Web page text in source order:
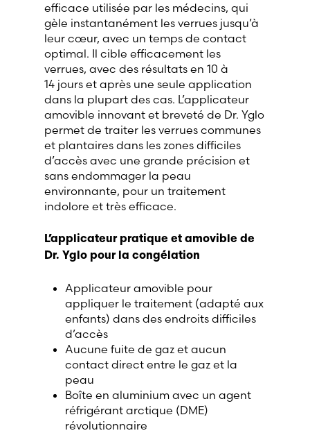
efficace utilisée par les médecins, qui
gèle instantanément les verrues jusqu’à
leur cœur, avec un temps de contact
optimal. Il cible efficacement les
verrues, avec des résultats en 10 à
14 jours et après une seule application
dans la plupart des cas. L’applicateur
amovible innovant et breveté de Dr. Yglo
permet de traiter les verrues communes
et plantaires dans les zones difficiles
d’accès avec une grande précision et
sans endommager la peau
environnante, pour un traitement
indolore et très efficace.
L’applicateur pratique et amovible de
Dr. Yglo pour la congélation
Applicateur amovible pour
appliquer le traitement (adapté aux
enfants) dans des endroits difficiles
d’accès
Aucune fuite de gaz et aucun
contact direct entre le gaz et la
peau
Boîte en aluminium avec un agent
réfrigérant arctique (DME)
révolutionnaire